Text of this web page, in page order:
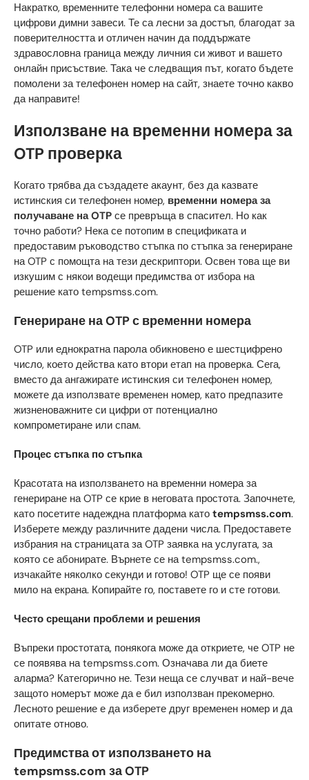
Накратко, временните телефонни номера са вашите
цифрови димни завеси. Те са лесни за достъп, благодат за
поверителността и отличен начин да поддържате
здравословна граница между личния си живот и вашето
онлайн присъствие. Така че следващия път, когато бъдете
помолени за телефонен номер на сайт, знаете точно какво
да направите!
Използване на временни номера за
OTP проверка
Когато трябва да създадете акаунт, без да казвате
истинския си телефонен номер, временни номера за
получаване на OTP се превръща в спасител. Но как
точно работи? Нека се потопим в спецификата и
предоставим ръководство стъпка по стъпка за генериране
на OTP с помощта на тези дескриптори. Освен това ще ви
изкушим с някои водещи предимства от избора на
решение като tempsmss.com.
Генериране на OTP с временни номера
OTP или еднократна парола обикновено е шестцифрено
число, което действа като втори етап на проверка. Сега,
вместо да ангажирате истинския си телефонен номер,
можете да използвате временен номер, като предпазите
жизненоважните си цифри от потенциално
компрометиране или спам.
Процес стъпка по стъпка
Красотата на използването на временни номера за
генериране на OTP се крие в неговата простота. Започнете,
като посетите надеждна платформа като tempsmss.com.
Изберете между различните дадени числа. Предоставете
избрания на страницата за OTP заявка на услугата, за
която се абонирате. Върнете се на tempsmss.com.,
изчакайте няколко секунди и готово! OTP ще се появи
мило на екрана. Копирайте го, поставете го и сте готови.
Често срещани проблеми и решения
Въпреки простотата, понякога може да откриете, че OTP не
се появява на tempsmss.com. Означава ли да биете
аларма? Категорично не. Тези неща се случват и най-вече
защото номерът може да е бил използван прекомерно.
Лесното решение е да изберете друг временен номер и да
опитате отново.
Предимства от използването на
tempsmss.com за OTP